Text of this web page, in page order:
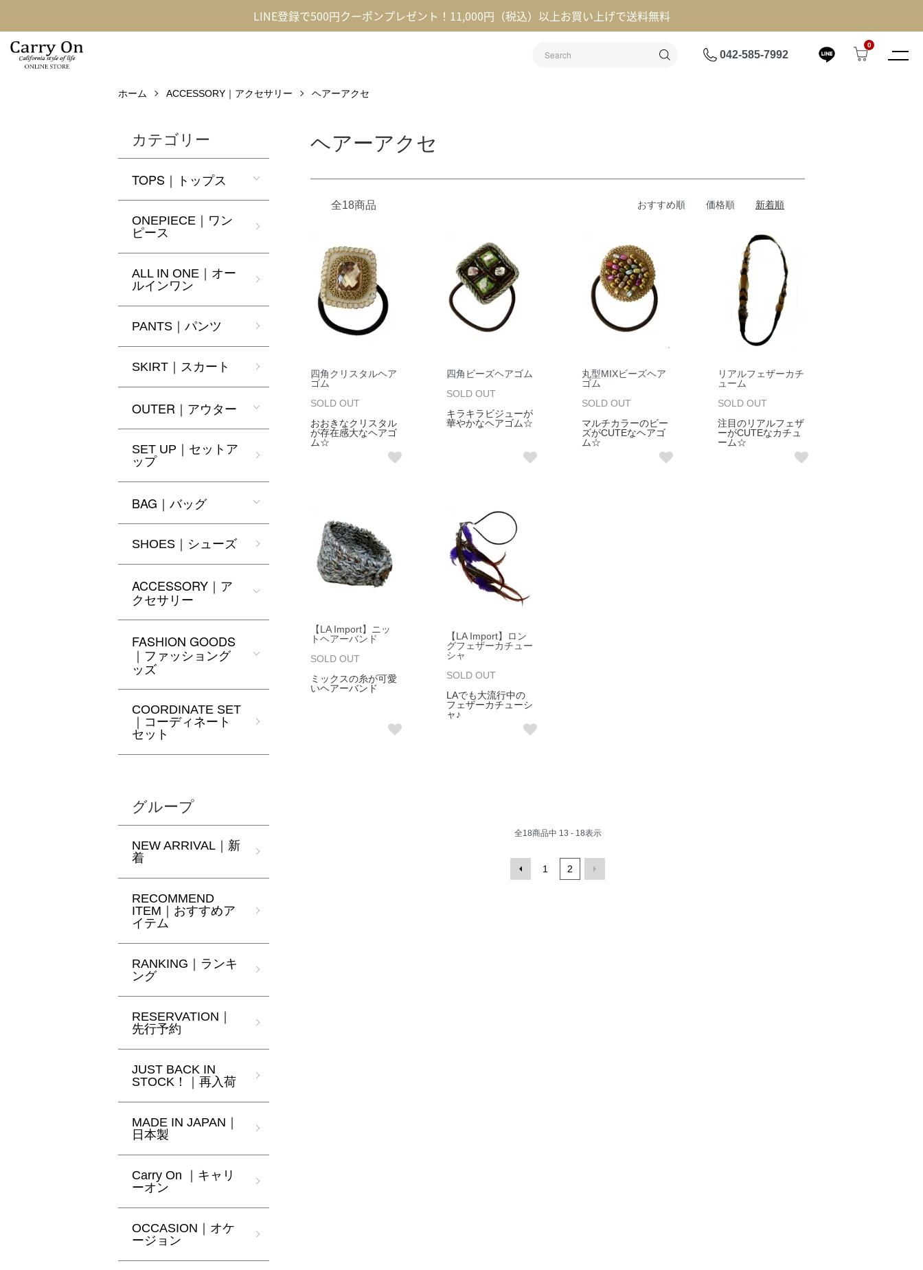
LINE登録で500円クーポンプレゼント！11,000円（税込）以上お買い上げで送料無料
042-585-7992
0
ホーム ACCESSORY｜アクセサリー ヘアーアクセ
ヘアーアクセ
全18商品 おすすめ順 価格順 新着順
四角クリスタルヘア
ゴム
SOLD OUT
おおきなクリスタル
が存在感大なヘアゴ
ム☆
四角ビーズヘアゴム
SOLD OUT
キラキラビジューが
華やかなヘアゴム☆
丸型MIXビーズヘア
ゴム
SOLD OUT
マルチカラーのビー
ズがCUTEなヘアゴ
ム☆
リアルフェザーカチ
ューム
SOLD OUT
注目のリアルフェザ
ーがCUTEなカチュ
ーム☆
【LA Import】ニッ
トヘアーバンド
SOLD OUT
ミックスの糸が可愛
いヘアーバンド
【LA Import】ロン
グフェザーカチュー
シャ
SOLD OUT
LAでも大流行中の
フェザーカチューシ
ャ♪
全18商品中 13 - 18表示
1 2
カテゴリー
TOPS｜トップス
ONEPIECE｜ワン
ピース
ALL IN ONE｜オー
ルインワン
PANTS｜パンツ
SKIRT｜スカート
OUTER｜アウター
SET UP｜セットア
ップ
BAG｜バッグ
SHOES｜シューズ
ACCESSORY｜ア
クセサリー
FASHION GOODS
｜ファッショング
ッズ
COORDINATE SET
｜コーディネート
セット
グループ
NEW ARRIVAL｜新
着
RECOMMEND
ITEM｜おすすめア
イテム
RANKING｜ランキ
ング
RESERVATION｜
先行予約
JUST BACK IN
STOCK！｜再入荷
MADE IN JAPAN｜
日本製
Carry On ｜キャリ
ーオン
OCCASION｜オケ
ージョン